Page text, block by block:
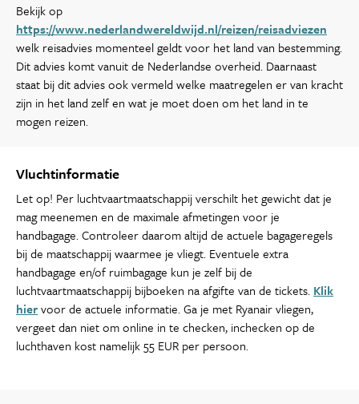
Bekijk op
https://www.nederlandwereldwijd.nl/reizen/reisadviezen
welk reisadvies momenteel geldt voor het land van bestemming.
Dit advies komt vanuit de Nederlandse overheid. Daarnaast
staat bij dit advies ook vermeld welke maatregelen er van kracht
zijn in het land zelf en wat je moet doen om het land in te
mogen reizen.
Vluchtinformatie
Let op! Per luchtvaartmaatschappij verschilt het gewicht dat je
mag meenemen en de maximale afmetingen voor je
handbagage. Controleer daarom altijd de actuele bagageregels
bij de maatschappij waarmee je vliegt. Eventuele extra
handbagage en/of ruimbagage kun je zelf bij de
luchtvaartmaatschappij bijboeken na afgifte van de tickets. Klik
hiervoor de actuele informatie. Ga je met Ryanair vliegen,
vergeet dan niet om online in te checken, inchecken op de
luchthaven kost namelijk 55 EUR per persoon.